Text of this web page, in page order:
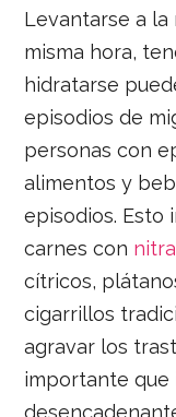
Levantarse a la
misma hora,
hidratarse
episodios de
personas con
alimentos y
episodios. Esto
carnes con
cítricos,
cigarrillos
agravar los
importante que